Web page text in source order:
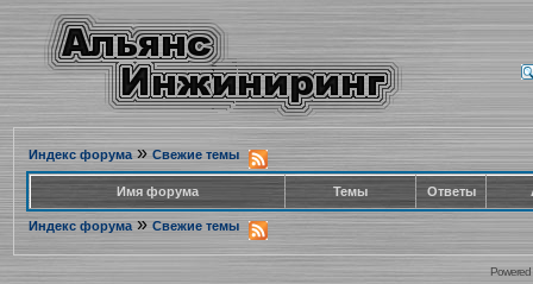
Индекс форума» Свежие темы
Имя форума Темы Ответы
Индекс форума » Свежие темы